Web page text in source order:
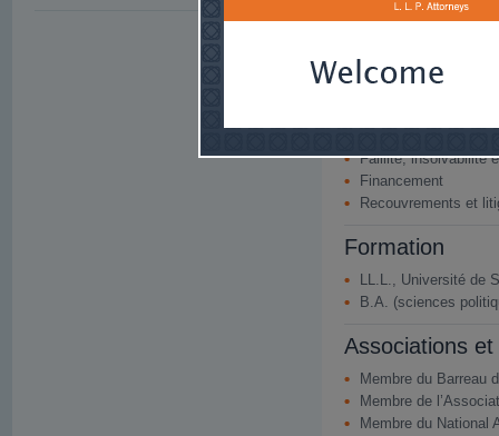
Il est impliqué dans
Domaines
Faillite, insolvabilité
Financement
Recouvrements et
Formation
LL.L., Université de
B.A. (sciences
Associations
Membre du Barreau
Membre de
Membre du National